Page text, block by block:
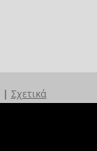
| Σχετικά